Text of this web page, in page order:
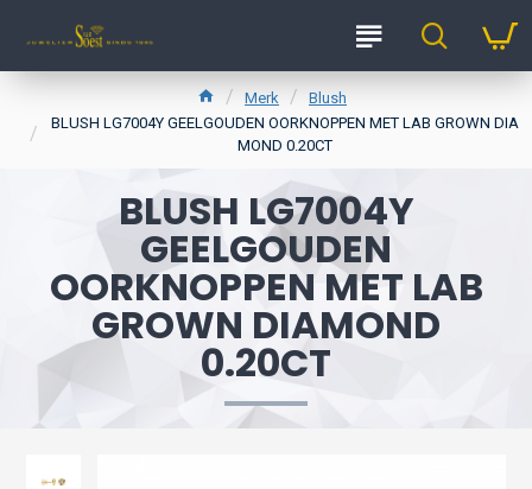
Merk
Blush
BLUSH LG7004Y GEELGOUDEN OORKNOPPEN MET LAB GROWN DIA
MOND 0.20CT
BLUSH LG7004Y
GEELGOUDEN
OORKNOPPEN MET LAB
GROWN DIAMOND
0.20CT